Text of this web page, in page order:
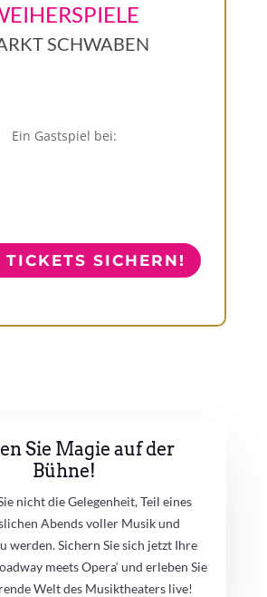
SCHWABEN
Ein Gastspiel bei:
TICKETS SICHERN!
Sie Magie auf der
Bühne!
nicht die Gelegenheit, Teil eines
Abends voller Musik und
werden. Sichern Sie sich jetzt Ihre
meets Opera‘ und erleben Sie
Welt des Musiktheaters live!